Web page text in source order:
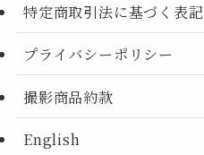
特定商取引法に基づく表記
プライバシーポリシー
撮影商品約款
English